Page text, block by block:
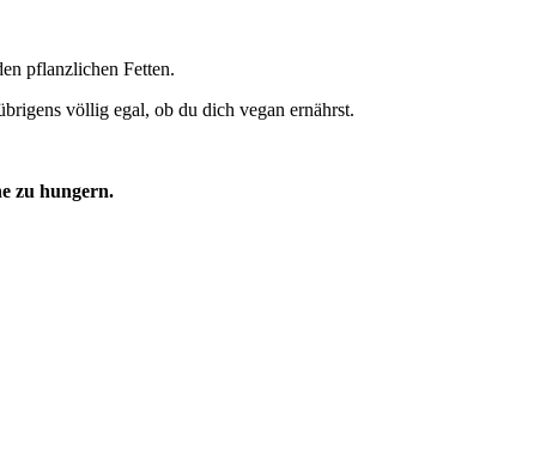
pflanzlichen Fetten.
völlig egal, ob du dich vegan ernährst.
zu hungern.